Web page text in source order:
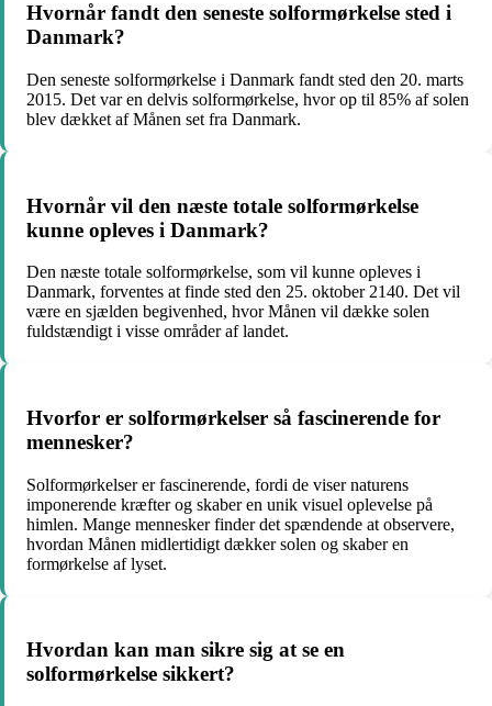
Hvornår fandt den seneste solformørkelse sted i
Danmark?
Den seneste solformørkelse i Danmark fandt sted den 20. marts
2015. Det var en delvis solformørkelse, hvor op til 85% af solen
blev dækket af Månen set fra Danmark.
Hvornår vil den næste totale solformørkelse
kunne opleves i Danmark?
Den næste totale solformørkelse, som vil kunne opleves i
Danmark, forventes at finde sted den 25. oktober 2140. Det vil
være en sjælden begivenhed, hvor Månen vil dække solen
fuldstændigt i visse områder af landet.
Hvorfor er solformørkelser så fascinerende for
mennesker?
Solformørkelser er fascinerende, fordi de viser naturens
imponerende kræfter og skaber en unik visuel oplevelse på
himlen. Mange mennesker finder det spændende at observere,
hvordan Månen midlertidigt dækker solen og skaber en
formørkelse af lyset.
Hvordan kan man sikre sig at se en
solformørkelse sikkert?